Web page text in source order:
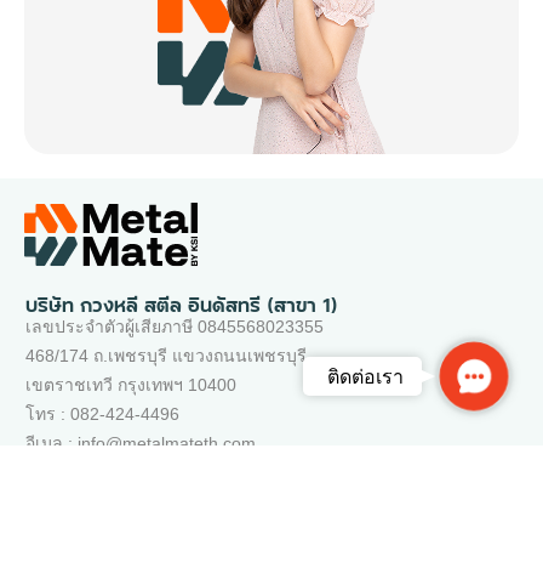
บริษัท กวงหลี สตีล อินดัสทรี (สาขา 1)
เลขประจำตัวผู้เสียภาษี 0845568023355
468/174 ถ.เพชรบุรี แขวงถนนเพชรบุรี
เขตราชเทวี กรุงเทพฯ 10400
โทร : 082-424-4496
อีเมล : info@metalmateth.com
Us
ติดต่อเรา